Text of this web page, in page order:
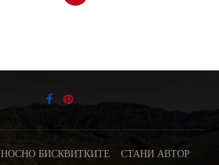
БИСКВИТКИТЕ СТАНИ АВТОР